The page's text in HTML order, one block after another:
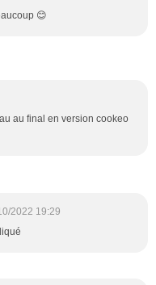
😊
au final en version cookeo
2022 19:29